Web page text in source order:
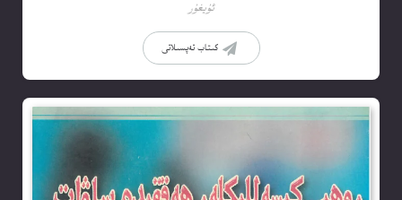
ئۇيغۇر
كىتاب تەپسىلاتى